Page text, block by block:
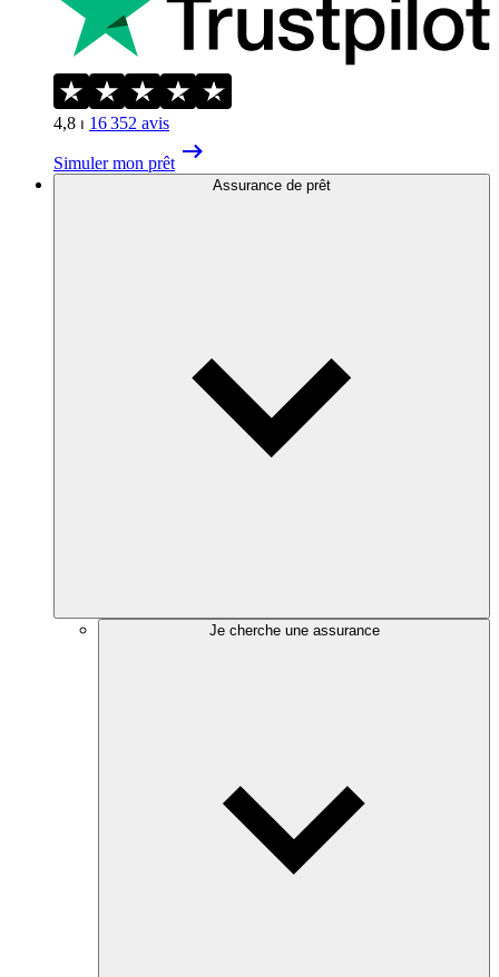
4,8 ⏐ 16 352 avis
Simuler mon prêt
Assurance de prêt
Je cherche une assurance